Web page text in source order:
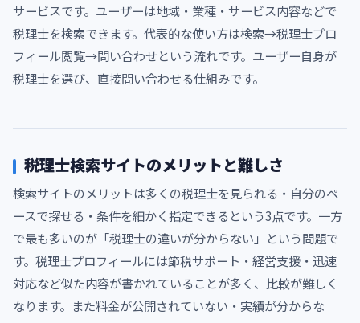
サービスです。ユーザーは地域・業種・サービス内容などで
税理士を検索できます。代表的な使い方は検索→税理士プロ
フィール閲覧→問い合わせという流れです。ユーザー自身が
税理士を選び、直接問い合わせる仕組みです。
税理士検索サイトのメリットと難しさ
検索サイトのメリットは多くの税理士を見られる・自分のペ
ースで探せる・条件を細かく指定できるという3点です。一方
で最も多いのが「税理士の違いが分からない」という問題で
す。税理士プロフィールには節税サポート・経営支援・迅速
対応など似た内容が書かれていることが多く、比較が難しく
なります。また料金が公開されていない・実績が分からな